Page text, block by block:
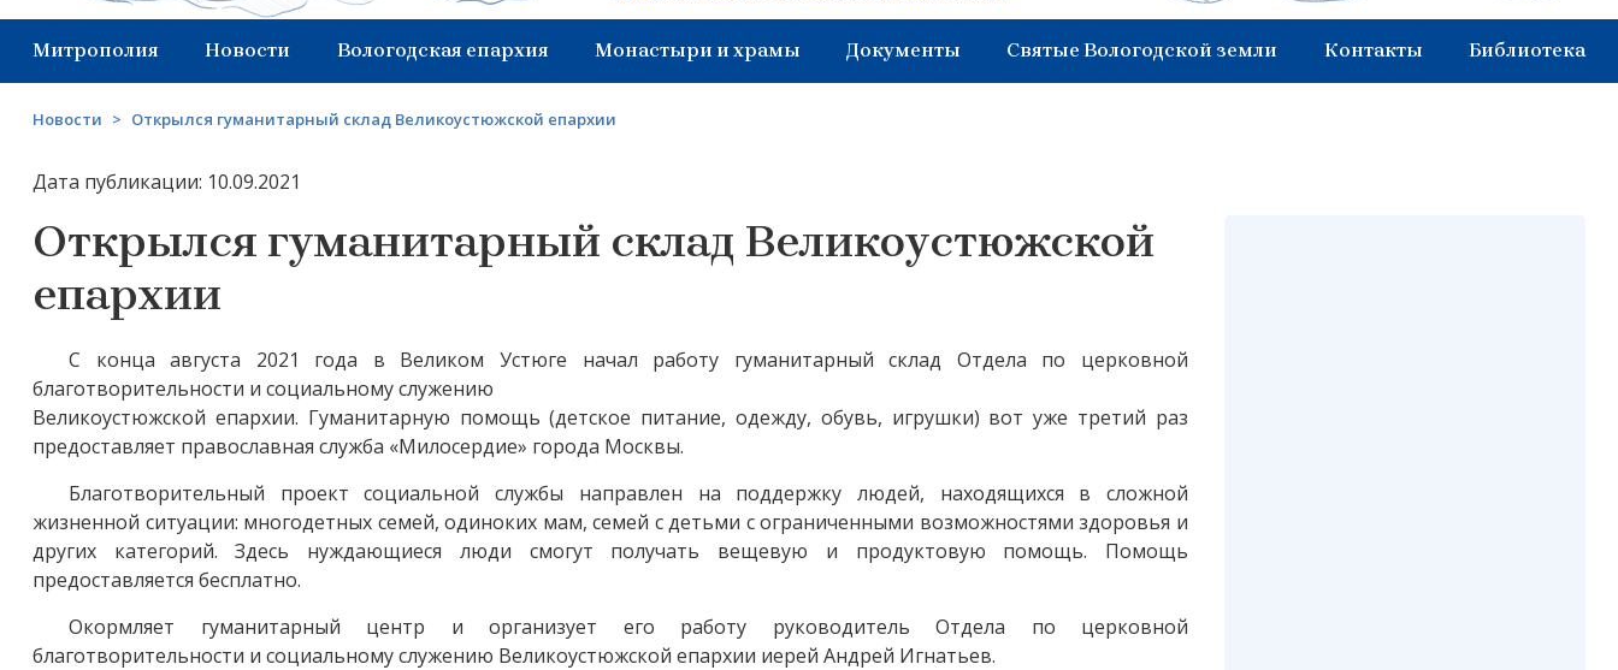
Митрополия Новости Вологодская епархия Монастыри и храмы Документы Святые Вологодской земли Контакты Библиотека
Новости > Открылся гуманитарный склад Великоустюжской епархии
Дата публикации: 10.09.2021
Открылся гуманитарный склад Великоустюжской
епархии
С конца августа 2021 года в Великом Устюге начал работу гуманитарный склад Отдела по церковной
благотворительности и социальному служению
Великоустюжской епархии. Гуманитарную помощь (детское питание, одежду, обувь, игрушки) вот уже третий раз
предоставляет православная служба «Милосердие» города Москвы.
Благотворительный проект социальной службы направлен на поддержку людей, находящихся в сложной
жизненной ситуации: многодетных семей, одиноких мам, семей с детьми с ограниченными возможностями здоровья и
других категорий. Здесь нуждающиеся люди смогут получать вещевую и продуктовую помощь. Помощь
предоставляется бесплатно.
Окормляет гуманитарный центр и организует его работу руководитель Отдела по церковной
благотворительности и социальному служению Великоустюжской епархии иерей Андрей Игнатьев.